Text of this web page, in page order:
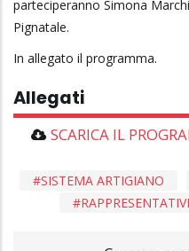
parteciperanno Simona
Pignatale.
In allegato il programma.
Allegati
SCARICA IL
SISTEMA ARTIGIANO